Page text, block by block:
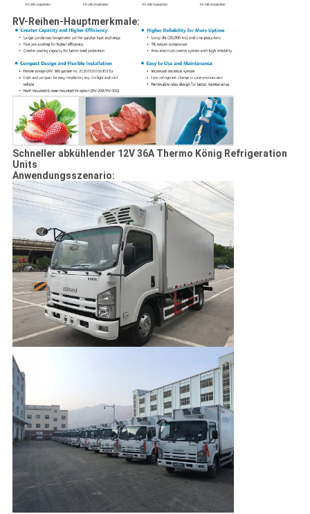
RV-Reihen-Hauptmerkmale:
Schneller abkühlender 12V 36A Thermo König Refrigeration
Units
Anwendungsszenario: